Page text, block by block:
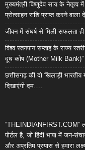
मुख्यमंत्री विष्णुदेव साय के नेतृत्व
प्रोत्साहन राशि प्राप्त करने
जीवन में संघर्ष से मिली सफलता ही
विश्व स्तनपान सप्ताह के राज्य
दूध कोष (Mother Milk
छत्तीसगढ़ की दो खिलाड़ी
दिखाएंगी दम….
“THEINDIANFIRST.COM”
पोर्टल है, जो हिंदी भाषा में जन-
और अप्रतिम प्रयास से हमारा